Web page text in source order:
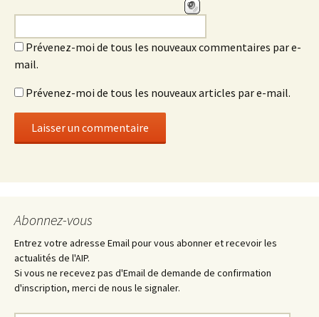
Prévenez-moi de tous les nouveaux commentaires par e-
mail.
Prévenez-moi de tous les nouveaux articles par e-mail.
Abonnez-vous
Entrez votre adresse Email pour vous abonner et recevoir les
actualités de l'AIP.
Si vous ne recevez pas d'Email de demande de confirmation
d'inscription, merci de nous le signaler.